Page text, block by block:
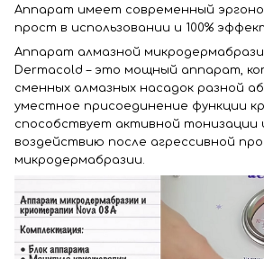
Аппарат имеет современный
прост в использовании и 100%
Аппарат алмазной
Dermacold – это мощный аппарат,
сменных алмазных насадок разной
уместное присоединение функции
способствует активной тонизации
воздействию после агрессивной
микродермабразии.